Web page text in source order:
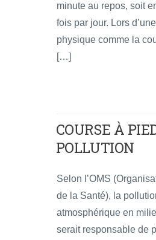
minute au repos, soit
fois par jour. Lors
physique comme la
[…]
COURSE À
POLLUTION
Selon l’OMS
de la Santé), la
atmosphérique en
serait responsable de